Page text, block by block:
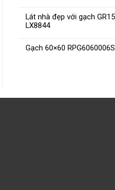
Lát nhà đẹp với gạch
LX8844
Gạch 60×60